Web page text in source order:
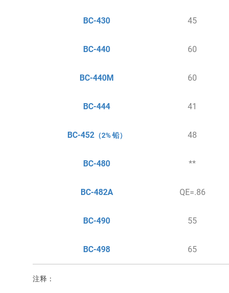
BC-430 45
BC-440 60
BC-440M 60
BC-444 41
BC-452（2% 铅） 48
BC-480 **
BC-482A QE=.86
BC-490 55
BC-498 65
注释：